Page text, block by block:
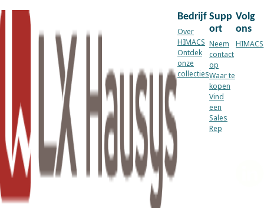
Bedrijf
Over
HIMACS
Ontdek
onze
collecties
Supp
ort
Neem
contact
op
Waar te
kopen
Vind
een
Sales
Rep
Volg
ons
HIMACS